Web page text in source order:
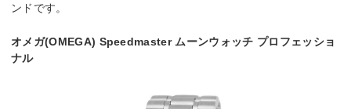
ンドです。
オメガ(OMEGA) Speedmaster ムーンウォッチ プロフェッショ
ナル